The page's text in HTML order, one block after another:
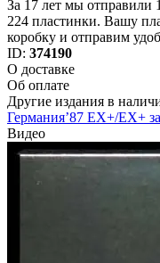
За 17 лет мы отправили
224 пластинки. Вашу
коробку и отправим
ID: 374190
О доставке
Об оплате
Другие издания в
Германия’87 EX+/EX+
Видео